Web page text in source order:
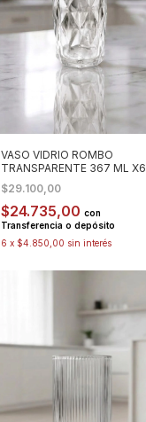
VASO VIDRIO ROMBO
TRANSPARENTE 367 ML X6
$29.100,00
$24.735,00 con
Transferencia o depósito
6 x $4.850,00 sin interés